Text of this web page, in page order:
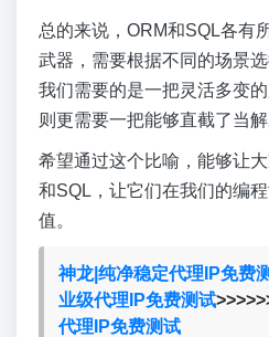
总的来说，ORM和SQL各有
武器，需要根据不同的场景
我们需要的是一把灵活多变
则更需要一把能够直截了当解
希望通过这个比喻，能够让
和SQL，让它们在我们的编
值。
神龙|纯净稳定代理IP免费
业级代理IP免费测试
代理IP免费测试